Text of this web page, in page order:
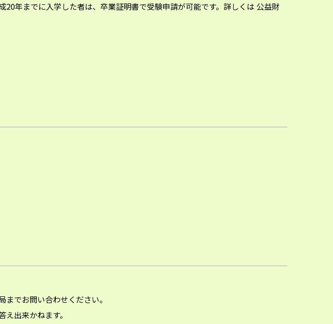
年までに入学した者は、卒業証明書で受験申請が可能です。詳しくは 公益財
でお問い合わせください。
出来かねます。